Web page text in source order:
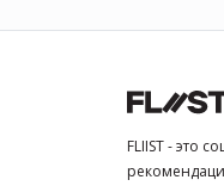
FLIIST - это